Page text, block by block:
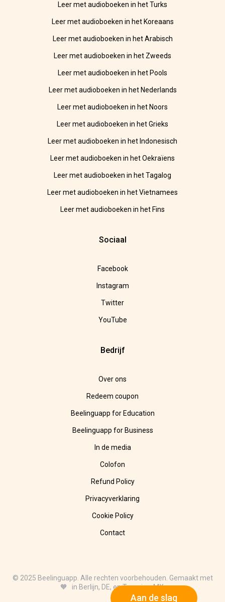
Aan de slag
Leer met audioboeken in het Turks
Leer met audioboeken in het Koreaans
Leer met audioboeken in het Arabisch
Leer met audioboeken in het Zweeds
Leer met audioboeken in het Pools
Leer met audioboeken in het Nederlands
Leer met audioboeken in het Noors
Leer met audioboeken in het Grieks
Leer met audioboeken in het Indonesisch
Leer met audioboeken in het Oekraïens
Leer met audioboeken in het Tagalog
Leer met audioboeken in het Vietnamees
Leer met audioboeken in het Fins
Sociaal
Facebook
Instagram
Twitter
YouTube
Bedrijf
Over ons
Redeem coupon
Beelinguapp for Education
Beelinguapp for Business
In de media
Colofon
Refund Policy
Privacyverklaring
Cookie Policy
Contact
© 2025 Beelinguapp. Alle rechten voorbehouden. Gemaakt met
🧡 in Berlijn, DE, en Tampico, MX.